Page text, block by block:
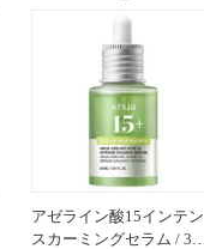
アゼライン酸15インテン
スカーミングセラム / 3…